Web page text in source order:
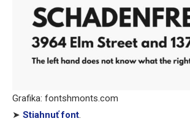
Grafika: fontshmonts.com
➤ Stiahnuť font.